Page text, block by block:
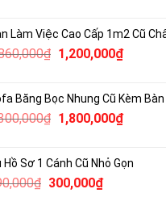
1,900,000₫.là:
Làm Việc Cao Cấp 1m2 Cũ
₫ Giá
1,860,000₫.
1,200,000₫Giá
là:
Băng Bọc Nhung Cũ Kèm
₫ Giá
2,300,000₫.
1,800,000₫Giá
là:
Hồ Sơ 1 Cánh Cũ Nhỏ Gọn
₫ Giá
300,000₫Giá